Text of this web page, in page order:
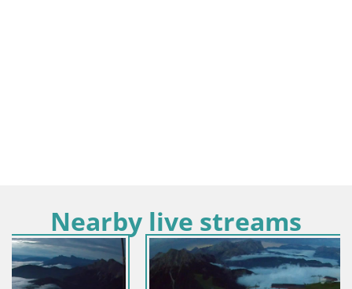
Nearby live streams